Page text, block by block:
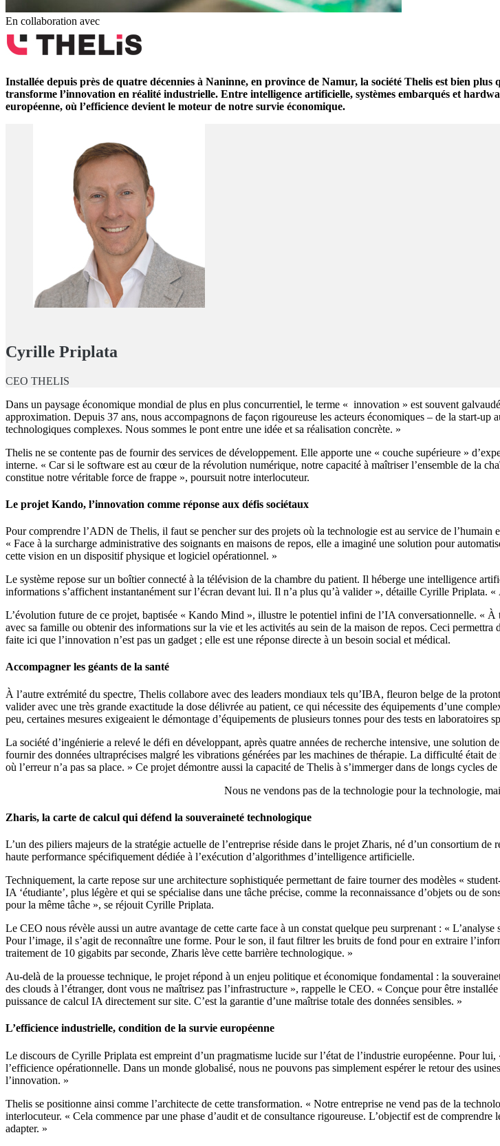
En collaboration avec
Installée depuis près de quatre décennies à Naninne, en province de Namur, la société Thelis est bien
transforme l’innovation en réalité industrielle. Entre intelligence artificielle, systèmes embarqués et
européenne, où l’efficience devient le moteur de notre survie économique.
Cyrille Priplata
CEO THELIS
Dans un paysage économique mondial de plus en plus concurrentiel, le terme « innovation » est souvent
approximation. Depuis 37 ans, nous accompagnons de façon rigoureuse les acteurs économiques – de la start-
technologiques complexes. Nous sommes le pont entre une idée et sa réalisation concrète. »
Thelis ne se contente pas de fournir des services de développement. Elle apporte une « couche supérieure »
interne. « Car si le software est au cœur de la révolution numérique, notre capacité à maîtriser l’ensemble de la
constitue notre véritable force de frappe », poursuit notre interlocuteur.
Le projet Kando, l’innovation comme réponse aux défis sociétaux
Pour comprendre l’ADN de Thelis, il faut se pencher sur des projets où la technologie est au service de
« Face à la surcharge administrative des soignants en maisons de repos, elle a imaginé une solution pour
cette vision en un dispositif physique et logiciel opérationnel. »
Le système repose sur un boîtier connecté à la télévision de la chambre du patient. Il héberge une intelligence
informations s’affichent instantanément sur l’écran devant lui. Il n’a plus qu’à valider », détaille Cyrille Priplata.
L’évolution future de ce projet, baptisée « Kando Mind », illustre le potentiel infini de l’IA conversationnelle. «
avec sa famille ou obtenir des informations sur la vie et les activités au sein de la maison de repos. Ceci
faite ici que l’innovation n’est pas un gadget ; elle est une réponse directe à un besoin social et médical.
Accompagner les géants de la santé
À l’autre extrémité du spectre, Thelis collabore avec des leaders mondiaux tels qu’IBA, fleuron belge de la
valider avec une très grande exactitude la dose délivrée au patient, ce qui nécessite des équipements d’une
peu, certaines mesures exigeaient le démontage d’équipements de plusieurs tonnes pour des tests en laboratoires
La société d’ingénierie a relevé le défi en développant, après quatre années de recherche intensive, une solution
fournir des données ultraprécises malgré les vibrations générées par les machines de thérapie. La difficulté était
où l’erreur n’a pas sa place. » Ce projet démontre aussi la capacité de Thelis à s’immerger dans de longs cycles
Nous ne vendons pas de la technologie pour la technologie,
Zharis, la carte de calcul qui défend la souveraineté technologique
L’un des piliers majeurs de la stratégie actuelle de l’entreprise réside dans le projet Zharis, né d’un consortium
haute performance spécifiquement dédiée à l’exécution d’algorithmes d’intelligence artificielle.
Techniquement, la carte repose sur une architecture sophistiquée permettant de faire tourner des modèles «
IA ‘étudiante’, plus légère et qui se spécialise dans une tâche précise, comme la reconnaissance d’objets ou de
pour la même tâche », se réjouit Cyrille Priplata.
Le CEO nous révèle aussi un autre avantage de cette carte face à un constat quelque peu surprenant : «
Pour l’image, il s’agit de reconnaître une forme. Pour le son, il faut filtrer les bruits de fond pour en extraire
traitement de 10 gigabits par seconde, Zharis lève cette barrière technologique. »
Au-delà de la prouesse technique, le projet répond à un enjeu politique et économique fondamental : la
des clouds à l’étranger, dont vous ne maîtrisez pas l’infrastructure », rappelle le CEO. « Conçue pour être
puissance de calcul IA directement sur site. C’est la garantie d’une maîtrise totale des données sensibles. »
L’efficience industrielle, condition de la survie européenne
Le discours de Cyrille Priplata est empreint d’un pragmatisme lucide sur l’état de l’industrie européenne. Pour
l’efficience opérationnelle. Dans un monde globalisé, nous ne pouvons pas simplement espérer le retour des
l’innovation. »
Thelis se positionne ainsi comme l’architecte de cette transformation. « Notre entreprise ne vend pas de la
interlocuteur. « Cela commence par une phase d’audit et de consultance rigoureuse. L’objectif est de
adapter. »